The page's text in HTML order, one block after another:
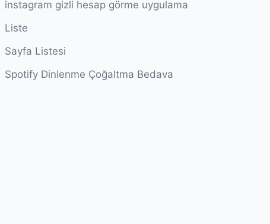
instagram gizli hesap görme uygulama
Liste
Sayfa Listesi
Spotify Dinlenme Çoğaltma Bedava